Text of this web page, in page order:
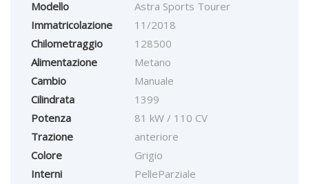
Modello
Astra Sports Tourer
Immatricolazione
11/2018
Chilometraggio
128500
Alimentazione
Metano
Cambio
Manuale
Cilindrata
1399
Potenza
81 kW / 110 CV
Trazione
anteriore
Colore
Grigio
Interni
PelleParziale